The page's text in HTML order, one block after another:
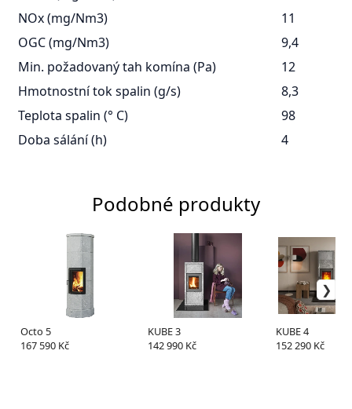
NOx (mg/Nm3)
11
OGC (mg/Nm3)
9,4
Min. požadovaný tah komína (Pa)
12
Hmotnostní tok spalin (g/s)
8,3
Teplota spalin (° C)
98
Doba sálání (h)
4
Podobné produkty
Octo 5
167 590 Kč
KUBE 3
142 990 Kč
KUBE 4
152 290 Kč